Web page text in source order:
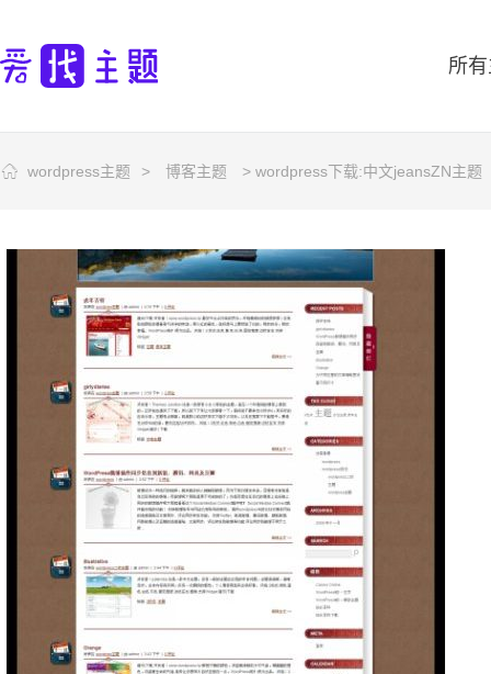
所
wordpress主题 > 博客主题 > wordpress下载:中文jeansZN主题